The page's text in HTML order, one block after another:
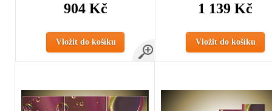
904 Kč
Vložit do košíku
1 139 Kč
Vložit do košíku